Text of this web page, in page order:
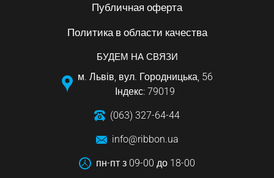
Публичная оферта
Политика в области качества
БУДЕМ НА СВЯЗИ
м. Львів, вул. Городницька, 56
Індекс: 79019
(063) 327-64-44
info@ribbon.ua
пн-пт з 09-00 до 18-00